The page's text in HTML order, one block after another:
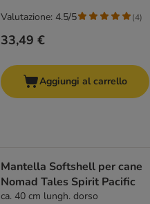
33,49 €
Valutazione: 4.5/5 (4)
Aggiungi al carrello
Mantella Softshell per cane
Nomad Tales Spirit Pacific
ca. 40 cm lungh. dorso